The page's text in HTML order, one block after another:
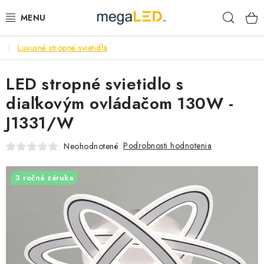
na
PRIEMYSEL
SVIETIDLÁ
ŽIAROVKY A TRUBICE
PRACOVNÉ SVIETIDLÁ
ELEKTROMATERIÁL
VENTILÁTORY
SAMSUNG SVIETIDLÁ
Luxusné stropné svietidlá
LED stropné svietidlo s
diaľkovým ovládačom 130W -
J1331/W
Neohodnotené Podrobnosti hodnotenia
3 ročná záruka